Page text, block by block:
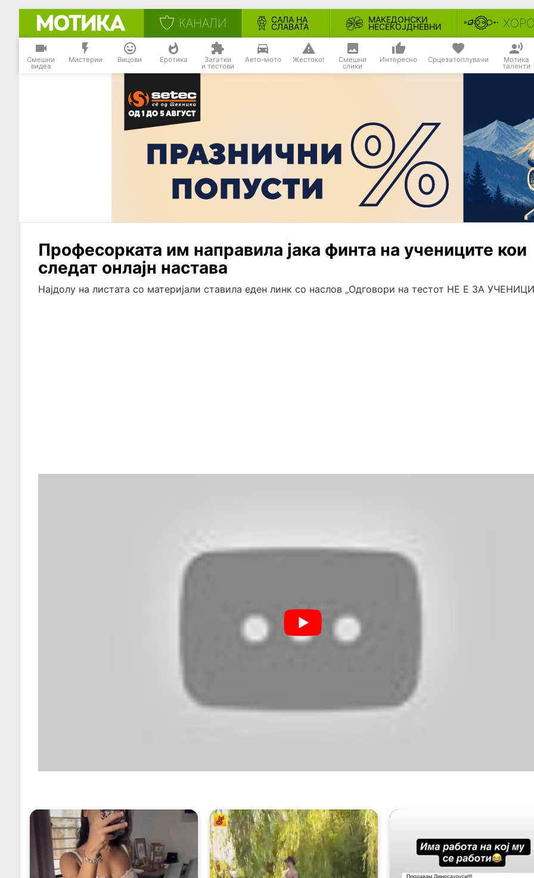
КАНАЛИ САЛА НА
СЛАВАТА
МАКЕДОНСКИ
НЕСЕКОЈДНЕВНИ
Смешни
видеа
Мистерии Вицови Еротика Загатки
и тестови
Авто-мото Жестоко! Смешни
слики
Интересно Срцезатоплувачи Мотика
таленти
Професорката им направила јака финта на учениците кои
следат онлајн настава
Најдолу на листата со материјали ставила еден линк со наслов „Одговори на тестот НЕ Е ЗА